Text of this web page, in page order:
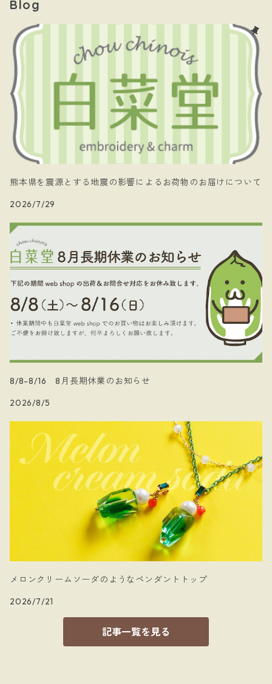
- papillon
- 暗黒騎士団
- 白菜堂 charm chain
- 白菜堂キャラクターズ
- ケース
Blog
熊本県を震源とする地震の影響によるお荷物のお届けについて
2026/7/29
8/8-8/16 8月長期休業のお知らせ
2026/8/5
メロンクリームソーダのようなペンダントトップ
2026/7/21
記事一覧を見る